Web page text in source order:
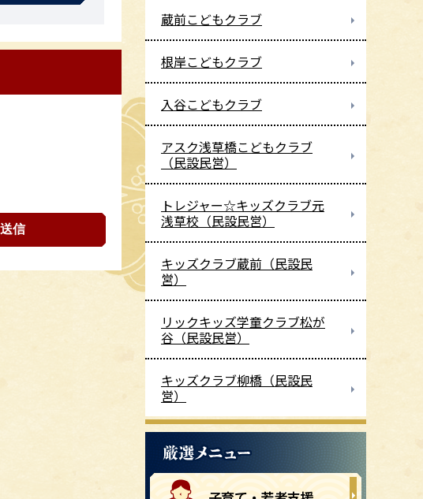
蔵前こどもクラブ
根岸こどもクラブ
入谷こどもクラブ
アスク浅草橋こどもクラブ
（民設民営）
トレジャー☆キッズクラブ元
浅草校（民設民営）
キッズクラブ蔵前（民設民
営）
リックキッズ学童クラブ松が
谷（民設民営）
キッズクラブ柳橋（民設民
営）